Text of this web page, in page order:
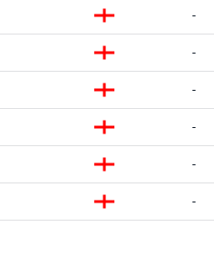
-
-
-
-
-
-